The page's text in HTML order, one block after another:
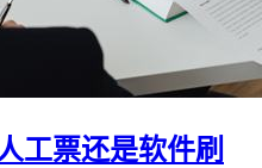
工票还是软件刷